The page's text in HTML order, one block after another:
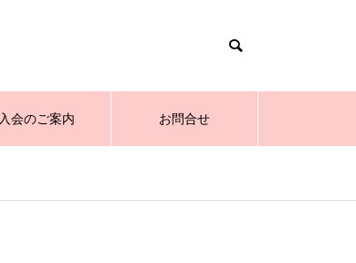
入会のご案内 お問合せ